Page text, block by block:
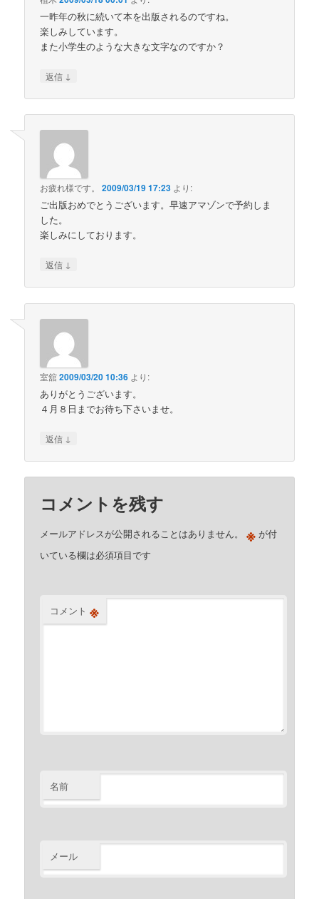
一昨年の秋に続いて本を出版されるのですね。
楽しみしています。
また小学生のような大きな文字なのですか？
返信 ↓
お疲れ様です。 2009/03/19 17:23 より:
ご出版おめでとうございます。早速アマゾンで予約しま
した。
楽しみにしております。
返信 ↓
室舘2009/03/20 10:36 より:
ありがとうございます。
４月８日までお待ち下さいませ。
返信 ↓
コメントを残す
メールアドレスが公開されることはありません。 ※ が付
いている欄は必須項目です
コメント ※
名前
メール